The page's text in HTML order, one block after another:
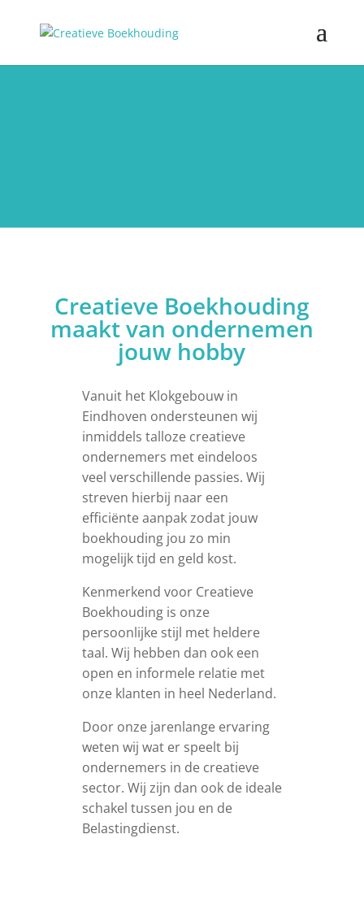
Creatieve Boekhouding
maakt van ondernemen
jouw hobby
Vanuit het Klokgebouw in
Eindhoven ondersteunen wij
inmiddels talloze creatieve
ondernemers met eindeloos
veel verschillende passies. Wij
streven hierbij naar een
efficiënte aanpak zodat jouw
boekhouding jou zo min
mogelijk tijd en geld kost.
Kenmerkend voor Creatieve
Boekhouding is onze
persoonlijke stijl met heldere
taal. Wij hebben dan ook een
open en informele relatie met
onze klanten in heel Nederland.
Door onze jarenlange ervaring
weten wij wat er speelt bij
ondernemers in de creatieve
sector. Wij zijn dan ook de ideale
schakel tussen jou en de
Belastingdienst.